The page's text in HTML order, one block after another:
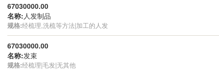
67030000.00
名称: 人发制品
规格:经梳理,洗梳等方法|加工的人发
67030000.00
名称:发束
规格:经梳理|毛发|无其他